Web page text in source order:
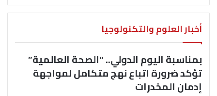
أخبار العلوم والتكنولوجيا
بمناسبة اليوم الدولي.. “الصحة العالمية”
تؤكد ضرورة اتباع نهج متكامل لمواجهة
إدمان المخدرات